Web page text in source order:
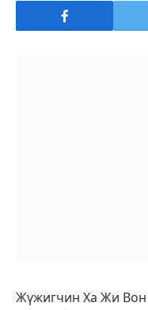
Жүжигчин Ха Жи Вон